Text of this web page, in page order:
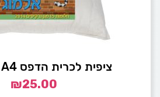
ציפית לכרית הדפס A4 שם גן חיות
₪25.00